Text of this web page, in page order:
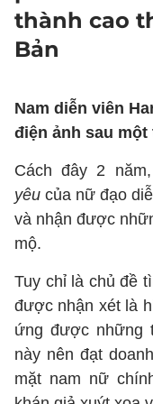
thành cao
Bản
Nam diễn viên
điện ảnh sau
Cách đây 2
yêu của nữ đạo
và nhận được
mộ.
Tuy chỉ là chủ đề
được nhận xét là
ứng được những
này nên đạt
mặt nam nữ